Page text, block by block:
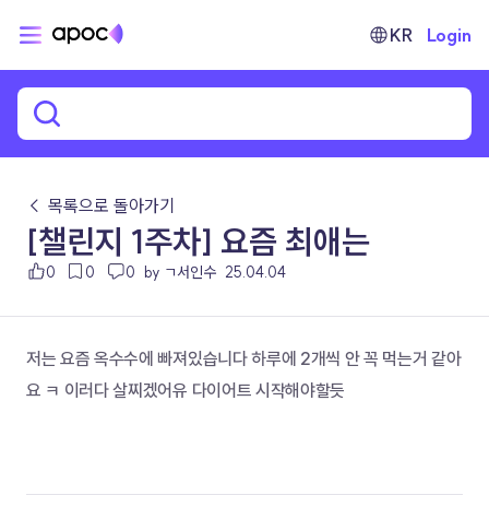
KR Login
← 목록으로 돌아가기
[챌린지 1주차] 요즘 최애는
0 0 0 by ㄱ서인수 25.04.04
저는 요즘 옥수수에 빠져있습니다 하루에 2개씩 안 꼭 먹는거 같아
요 ㅋ 이러다 살찌겠어유 다이어트 시작해야할듯